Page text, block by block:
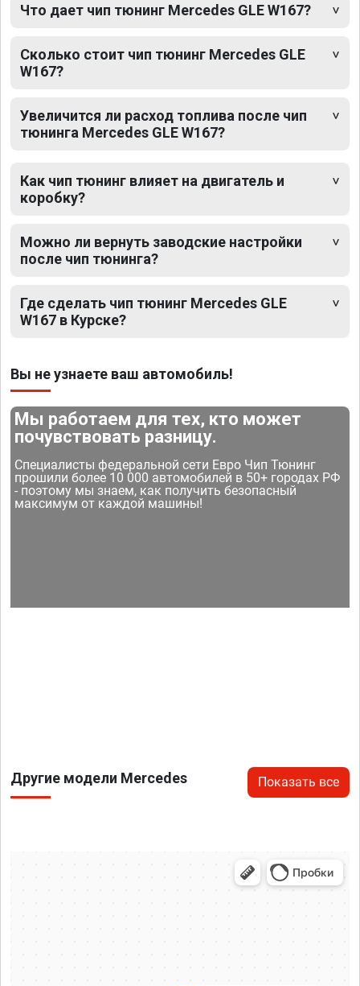
Что дает чип тюнинг Mercedes GLE W167?
Сколько стоит чип тюнинг Mercedes GLE
W167?
Увеличится ли расход топлива после чип
тюнинга Mercedes GLE W167?
Как чип тюнинг влияет на двигатель и
коробку?
Можно ли вернуть заводские настройки
после чип тюнинга?
Где сделать чип тюнинг Mercedes GLE
W167 в Курске?
Вы не узнаете ваш автомобиль!
Мы работаем для тех, кто может
почувствовать разницу.
Специалисты федеральной сети Евро Чип Тюнинг
прошили более 10 000 автомобилей в 50+ городах РФ
- поэтому мы знаем, как получить безопасный
максимум от каждой машины!
Другие модели Mercedes Показать все